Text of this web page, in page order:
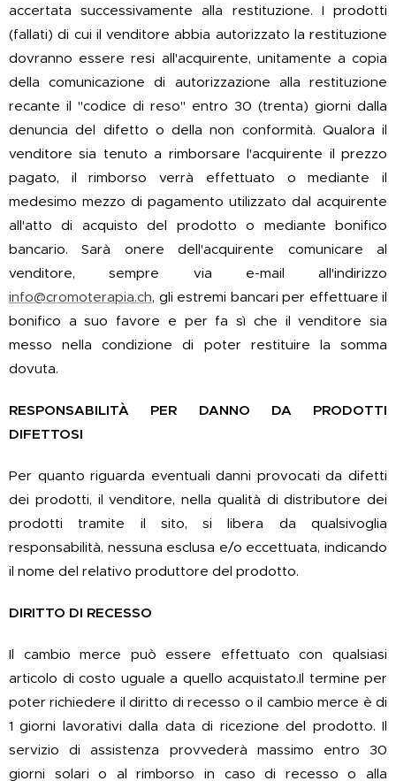
accertata successivamente alla restituzione. I prodotti
(fallati) di cui il venditore abbia autorizzato la restituzione
dovranno essere resi all'acquirente, unitamente a copia
della comunicazione di autorizzazione alla restituzione
recante il "codice di reso" entro 30 (trenta) giorni dalla
denuncia del difetto o della non conformità. Qualora il
venditore sia tenuto a rimborsare l'acquirente il prezzo
pagato, il rimborso verrà effettuato o mediante il
medesimo mezzo di pagamento utilizzato dal acquirente
all'atto di acquisto del prodotto o mediante bonifico
bancario. Sarà onere dell'acquirente comunicare al
venditore, sempre via e-mail all'indirizzo
info@cromoterapia.ch, gli estremi bancari per effettuare il
bonifico a suo favore e per fa sì che il venditore sia
messo nella condizione di poter restituire la somma
dovuta.
RESPONSABILITÀ PER DANNO DA PRODOTTI
DIFETTOSI
Per quanto riguarda eventuali danni provocati da difetti
dei prodotti, il venditore, nella qualità di distributore dei
prodotti tramite il sito, si libera da qualsivoglia
responsabilità, nessuna esclusa e/o eccettuata, indicando
il nome del relativo produttore del prodotto.
DIRITTO DI RECESSO
Il cambio merce può essere effettuato con qualsiasi
articolo di costo uguale a quello acquistato.Il termine per
poter richiedere il diritto di recesso o il cambio merce è di
1 giorni lavorativi dalla data di ricezione del prodotto. Il
servizio di assistenza provvederà massimo entro 30
giorni solari o al rimborso in caso di recesso o alla